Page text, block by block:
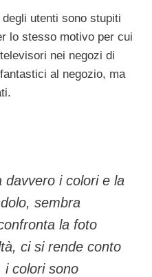
utenti sono stupiti
lo stesso motivo per cui
nei negozi di
al negozio, ma
davvero i colori e la
sembra
la foto
ci si rende conto
i colori sono